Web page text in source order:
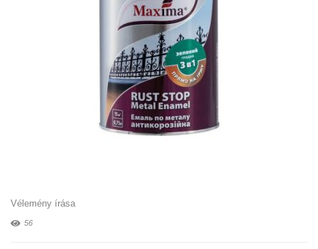
Vélemény írása
56